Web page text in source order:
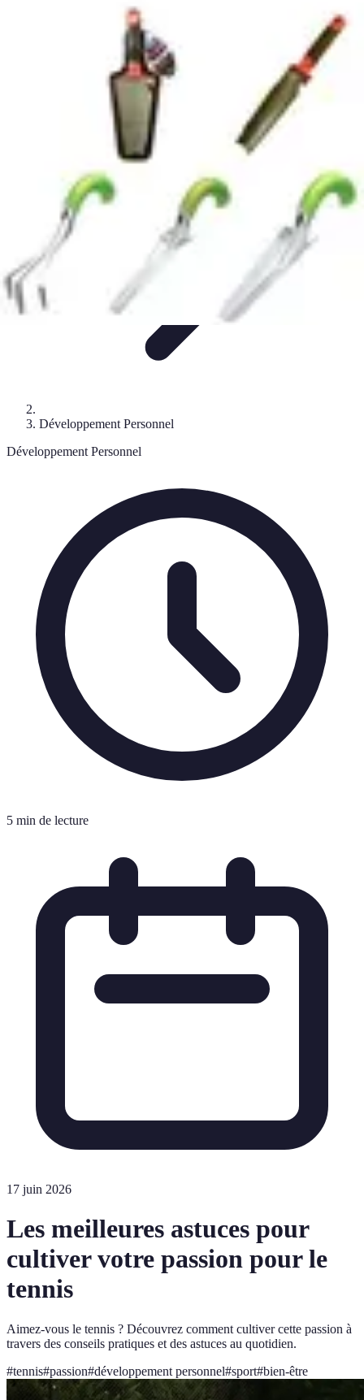
Conseils et Techniques
Passion et Motivation
Passion Tennis
Développement Personnel
Développement Personnel
5 min de lecture
17 juin 2026
Les meilleures astuces pour
cultiver votre passion pour le
tennis
Aimez-vous le tennis ? Découvrez comment cultiver cette passion à
travers des conseils pratiques et des astuces au quotidien.
#tennis#passion#développement personnel#sport#bien-être